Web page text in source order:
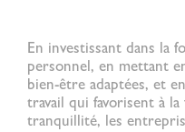
En investissant dans la
personnel, en mettant
bien-être adaptées, et
travail qui favorisent à
tranquillité, les